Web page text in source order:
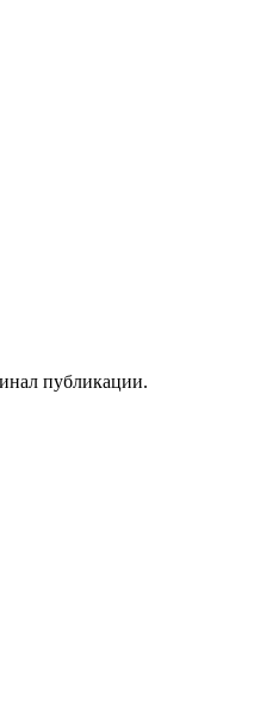
публикации.